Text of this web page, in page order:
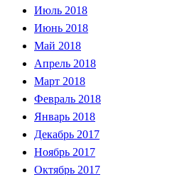
Июль 2018
Июнь 2018
Май 2018
Апрель 2018
Март 2018
Февраль 2018
Январь 2018
Декабрь 2017
Ноябрь 2017
Октябрь 2017